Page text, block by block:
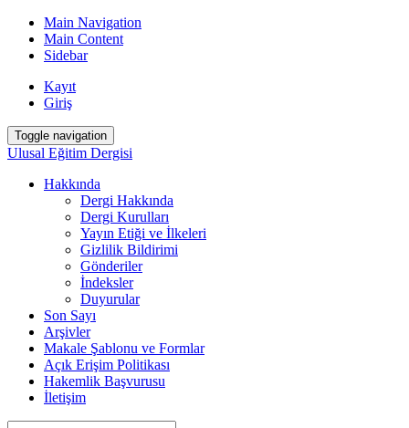
Main Navigation
Main Content
Sidebar
Kayıt
Giriş
Toggle navigation
Ulusal Eğitim Dergisi
Hakkında
Dergi Hakkında
Dergi Kurulları
Yayın Etiği ve İlkeleri
Gizlilik Bildirimi
Gönderiler
İndeksler
Duyurular
Son Sayı
Arşivler
Makale Şablonu ve Formlar
Açık Erişim Politikası
Hakemlik Başvurusu
İletişim